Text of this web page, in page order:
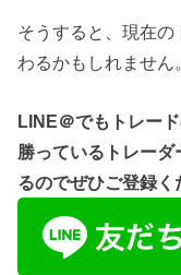
そうすると、現在
わるかもしれません
LINE＠でもトレー
勝っているトレー
るのでぜひご登録く